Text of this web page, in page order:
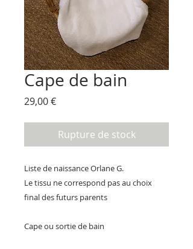
Cape de bain
29,00 €Prix
Rupture de stock
Liste de naissance Orlane G.
Le tissu ne correspond pas au choix
final des futurs parents
Cape ou sortie de bain